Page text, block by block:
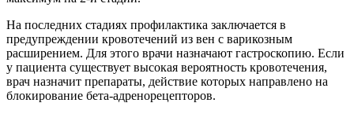
На последних стадиях профилактика заключается в
предупреждении кровотечений из вен с варикозным
расширением. Для этого врачи назначают гастроскопию. Если
у пациента существует высокая вероятность кровотечения,
врач назначит препараты, действие которых направлено на
блокирование бета-адренорецепторов.